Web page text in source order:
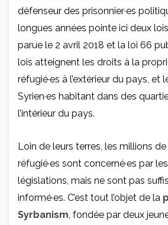
défenseur des prisonnier·es
longues années pointe ici deux
parue le 2 avril 2018 et la loi 66
lois atteignent les droits à la
réfugié·es à l’extérieur du pays, et
Syrien·es habitant dans des
l’intérieur du pays.
Loin de leurs terres, les millions de
réfugié·es sont concerné·es par
législations, mais ne sont pas
informé·es. C’est tout l’objet de la
Syrbanism, fondée par deux